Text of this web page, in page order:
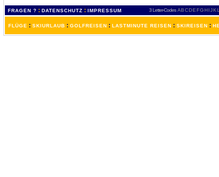
FRAGEN ? : DATENSCHUTZ : IMPRESSUM 3 Letter-Codes ABCDEFGH IJKL
FLÜGE : SKIURLAUB : GOLFREISEN : LASTMINUTE REISEN : SKIREISEN :